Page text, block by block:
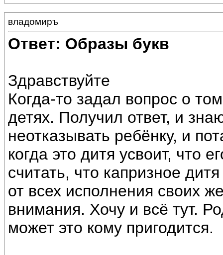
владомиръ
Ответ: Образы букв
Здравствуйте
Когда-то задал вопрос о
детях. Получил ответ, и
неотказывать ребёнку, и
когда это дитя усвоит, что
считать, что капризное
от всех исполнения своих
внимания. Хочу и всё тут.
может это кому пригодится.